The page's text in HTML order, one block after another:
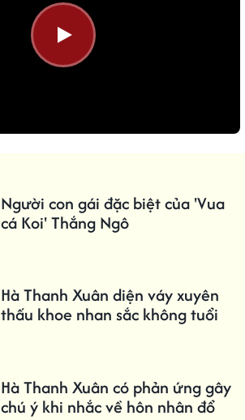
Người con gái đặc biệt của 'Vua
cá Koi' Thắng Ngô
Hà Thanh Xuân diện váy xuyên
thấu khoe nhan sắc không tuổi
Hà Thanh Xuân có phản ứng gây
chú ý khi nhắc về hôn nhân đổ